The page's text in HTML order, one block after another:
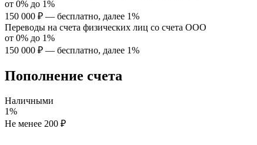
от 0% до 1%
150 000 ₽ — бесплатно, далее 1%
Переводы на счета физических лиц со счета ООО
от 0% до 1%
150 000 ₽ — бесплатно, далее 1%
Пополнение счета
Наличными
1%
Не менее 200 ₽